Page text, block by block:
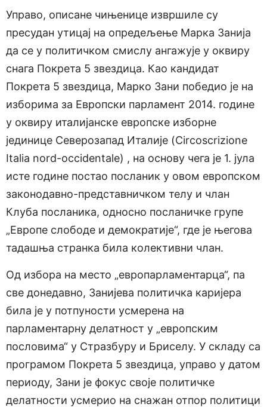
Управо, описане чињенице извршиле су
пресудан утицај на опредељење Марка Занија
да се у политичком смислу ангажује у оквиру
снага Покрета 5 звездица. Као кандидат
Покрета 5 звездица, Марко Зани победио је на
изборима за Европски парламент 2014. године
у оквиру италијанске европске изборне
јединице Северозапад Италије (Circoscrizione
Italia nord-occidentale) , на основу чега је 1. јула
исте године постао посланик у овом европском
законодавно-представничком телу и члан
Клуба посланика, односно посланичке групе
„Европе слободе и демократије“, где је његова
тадашња странка била колективни члан.
Од избора на место „европарламентарца“, па
све донедавно, Занијева политичка каријера
била је у потпуности усмерена на
парламентарну делатност у „европским
пословима“ у Стразбуру и Бриселу. У складу са
програмом Покрета 5 звездица, управо у датом
периоду, Зани је фокус своје политичке
делатности усмерио на снажан отпор политици